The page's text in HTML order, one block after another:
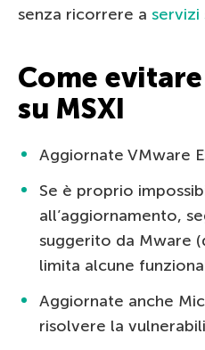
senza ricorrere a servizi
Come
su MSXI
Aggiornate VMware
Se è proprio
all’aggiornamento,
suggerito da Mware
limita alcune
Aggiornate anche
risolvere la